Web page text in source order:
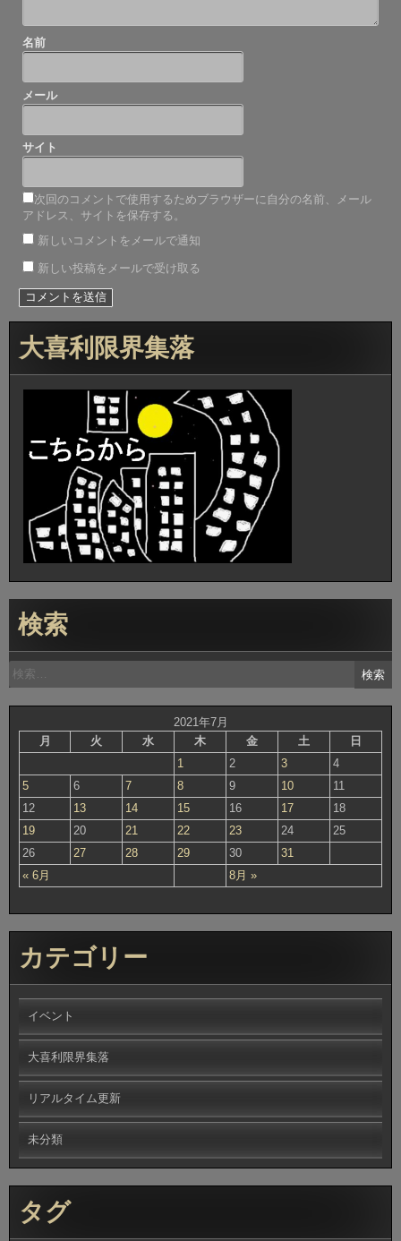
名前
メール
サイト
次回のコメントで使用するためブラウザーに自分の名前、メール
アドレス、サイトを保存する。
新しいコメントをメールで通知
新しい投稿をメールで受け取る
大喜利限界集落
検索
検
索:
2021年7月
月
火 水 木 金 土 日
« 6月 8月 »
1 2 3
4
5
6 7 8 9 10
11
12
13 14 15 16 17
18
19
20 21 22 23 24
25
26
27 28 29 30 31
カテゴリー
イベント
大喜利限界集落
リアルタイム更新
未分類
タグ